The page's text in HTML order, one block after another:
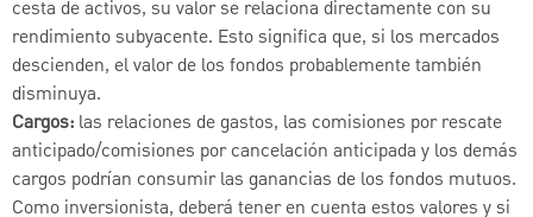
cesta de activos, su valor se relaciona directamente con su
rendimiento subyacente. Esto significa que, si los mercados
descienden, el valor de los fondos probablemente también
disminuya.
Cargos: las relaciones de gastos, las comisiones por rescate
anticipado/comisiones por cancelación anticipada y los demás
cargos podrían consumir las ganancias de los fondos mutuos.
Como inversionista, deberá tener en cuenta estos valores y si